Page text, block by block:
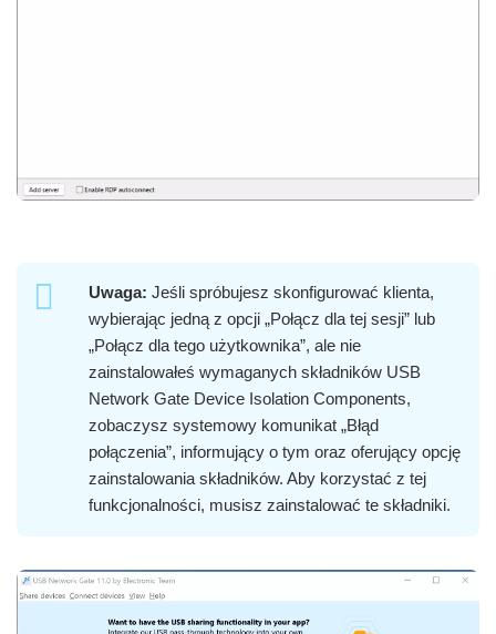
Uwaga: Jeśli spróbujesz skonfigurować klienta,
wybierając jedną z opcji „Połącz dla tej sesji” lub
„Połącz dla tego użytkownika”, ale nie
zainstalowałeś wymaganych składników USB
Network Gate Device Isolation Components,
zobaczysz systemowy komunikat „Błąd
połączenia”, informujący o tym oraz oferujący opcję
zainstalowania składników. Aby korzystać z tej
funkcjonalności, musisz zainstalować te składniki.